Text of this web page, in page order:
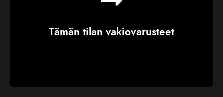
Tämän tilan vakiovarusteet